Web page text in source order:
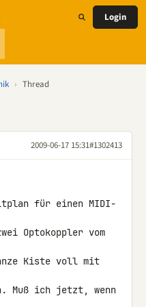
Login
› Thread
2009-06-17 15:31#1302413
für einen MIDI-
Optokoppler vom
Muß ich jetzt, wenn